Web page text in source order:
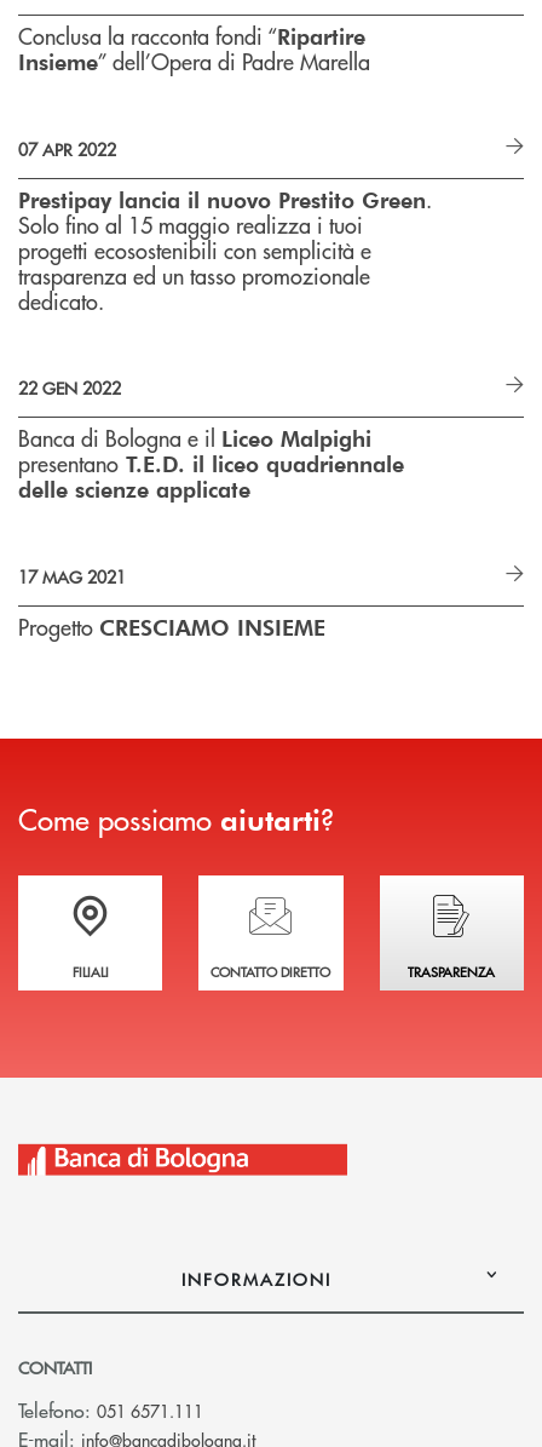
Conclusa la racconta fondi “Ripartire
Insieme” dell’Opera di Padre Marella
07 APR 2022
Prestipay lancia il nuovo Prestito Green.
Solo fino al 15 maggio realizza i tuoi
progetti ecosostenibili con semplicità e
trasparenza ed un tasso promozionale
dedicato.
22 GEN 2022
Banca di Bologna e il Liceo Malpighi
presentano T.E.D. il liceo quadriennale
delle scienze applicate
17 MAG 2021
Progetto CRESCIAMO INSIEME
Come possiamo aiutarti?
Trova la filiale più vicina a te
FILIALI
Hai bisogno di assistenza immediata?
CONTATTO DIRETTO
Hai bisogno di
TRASPARENZA
INFORMAZIONI
CONTATTI
Telefono: 051 6571.111
E-mail: info@bancadibologna.it(si apre l’app di posta elettronica)